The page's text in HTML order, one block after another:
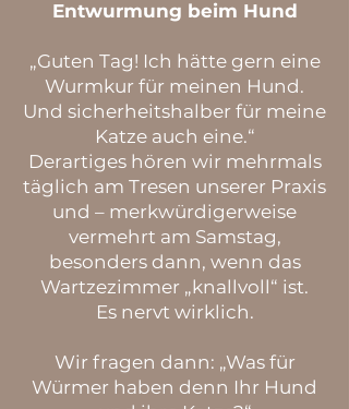
Entwurmung beim Hund
„Guten Tag! Ich hätte gern eine
Wurmkur für meinen Hund.
Und sicherheitshalber für meine
Katze auch eine.“
Derartiges hören wir mehrmals
täglich am Tresen unserer Praxis
und – merkwürdigerweise
vermehrt am Samstag,
besonders dann, wenn das
Wartzezimmer „knallvoll“ ist.
Es nervt wirklich.
Wir fragen dann: „Was für
Würmer haben denn Ihr Hund